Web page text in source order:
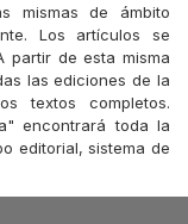
mismas de ámbito
Los artículos se
partir de esta misma
las ediciones de la
textos completos.
encontrará toda la
editorial, sistema de